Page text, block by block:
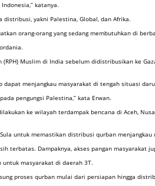
katanya.
yakni Palestina, Global, dan Afrika.
orang-orang yang sedang membutuhkan di
Muslim di India sebelum didistribusikan ke
menjangkau masyarakat di tengah situasi
pengungsi Palestina,” kata Erwan.
ke wilayah terdampak bencana di Aceh,
untuk memastikan distribusi qurban
terbatas. Dampaknya, akses pangan masyarakat
masyarakat di daerah 3T.
proses qurban mulai dari persiapan hingga